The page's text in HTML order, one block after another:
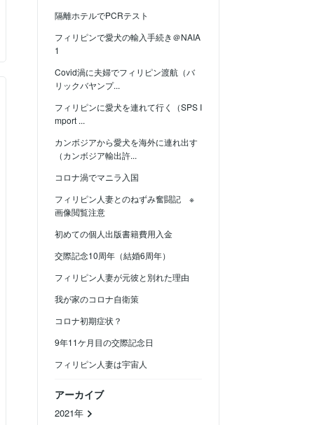
隔離ホテルでPCRテスト
フィリピンで愛犬の輸入手続き＠NAIA
1
Covid渦に夫婦でフィリピン渡航（バ
リックバヤンプ...
フィリピンに愛犬を連れて行く（SPS I
mport ...
カンボジアから愛犬を海外に連れ出す
（カンボジア輸出許...
コロナ渦でマニラ入国
フィリピン人妻とのねずみ奮闘記 ※
画像閲覧注意
初めての個人出版書籍費用入金
交際記念10周年（結婚6周年）
フィリピン人妻が元彼と別れた理由
我が家のコロナ自衛策
コロナ初期症状？
9年11ケ月目の交際記念日
フィリピン人妻は宇宙人
アーカイブ
2021年